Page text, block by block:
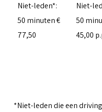
Niet-leden*:
50 minuten €
77,50
Niet-
50
45,00
*Niet-leden die een